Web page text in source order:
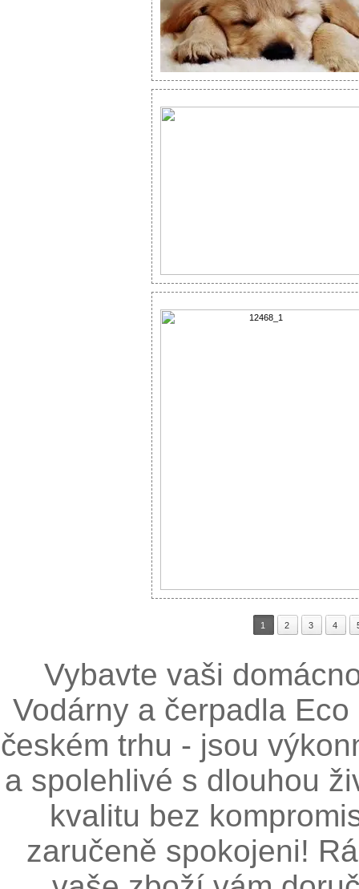
1 2 3 4
Vybavte vaši
Vodárny a čerpadla
českém trhu - jsou
a spolehlivé s dlouhou
kvalitu bez
zaručeně spokojeni!